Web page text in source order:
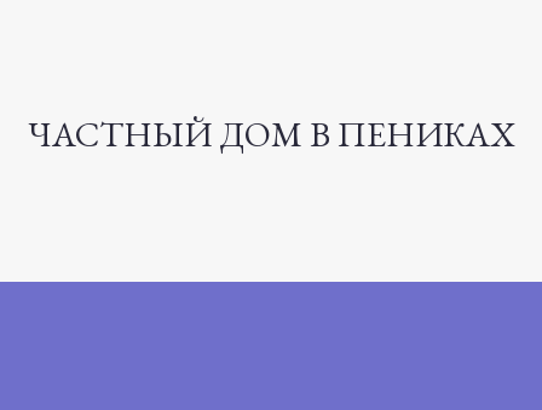
ЧАСТНЫЙ ДОМ В ПЕНИКАХ